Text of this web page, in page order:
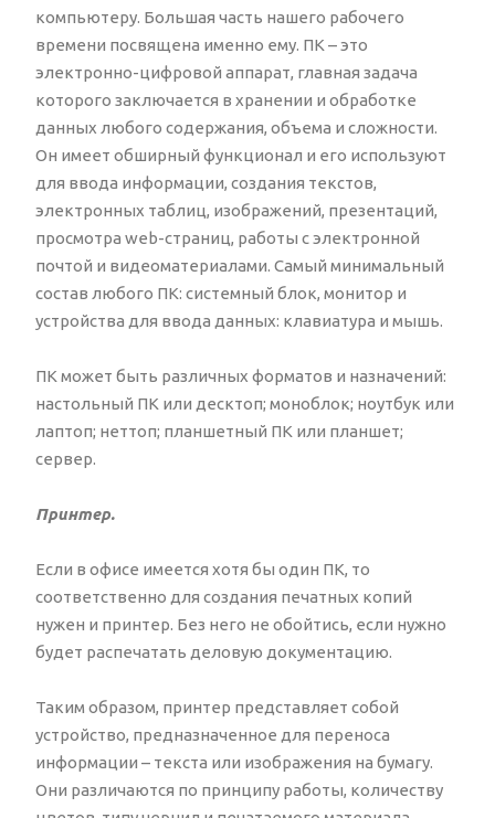
компьютеру. Большая часть нашего рабочего
времени посвящена именно ему. ПК – это
электронно-цифровой аппарат, главная задача
которого заключается в хранении и обработке
данных любого содержания, объема и сложности.
Он имеет обширный функционал и его используют
для ввода информации, создания текстов,
электронных таблиц, изображений, презентаций,
просмотра web-страниц, работы с электронной
почтой и видеоматериалами. Самый минимальный
состав любого ПК: системный блок, монитор и
устройства для ввода данных: клавиатура и мышь.
ПК может быть различных форматов и назначений:
настольный ПК или десктоп; моноблок; ноутбук или
лаптоп; неттоп; планшетный ПК или планшет;
сервер.
Принтер.
Если в офисе имеется хотя бы один ПК, то
соответственно для создания печатных копий
нужен и принтер. Без него не обойтись, если нужно
будет распечатать деловую документацию.
Таким образом, принтер представляет собой
устройство, предназначенное для переноса
информации – текста или изображения на бумагу.
Они различаются по принципу работы, количеству